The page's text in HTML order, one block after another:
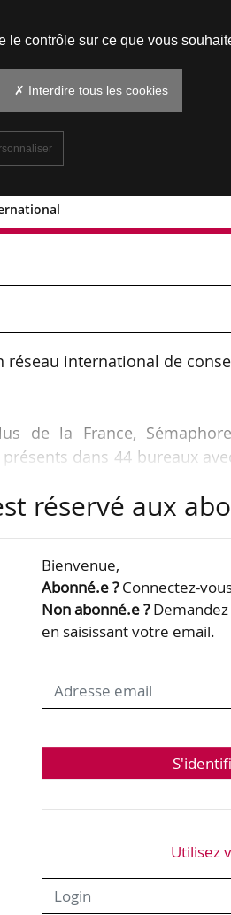
de conseil
réseau international de
de la France,
dans 44 bureaux
se font jour », annonce
International propose les
de changement,
réservé aux
Bienvenue,
Abonné.e ?Connectez-
Non abonné.e ?
en saisissant votre email.
Utilisez
le contrôle sur ce que vous
✗ Interdire tous les cookies